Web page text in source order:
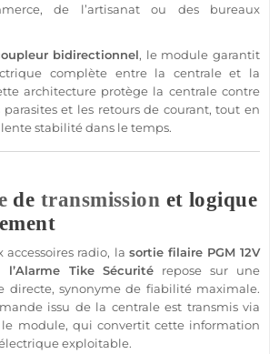
, de l’artisanat ou des bureaux
bidirectionnel, le module garantit
complète entre la centraleet la
architecture protège la centralecontre
parasites et les retours de courant, tout en
stabilité dans le temps.
de transmission et logique
accessoires radio, la sortie filaire PGM 12V
l’AlarmeTikeSécurité repose sur une
directe, synonyme de fiabilité maximale.
issu de la centraleest transmis via
le module, qui convertit cette information
exploitable.